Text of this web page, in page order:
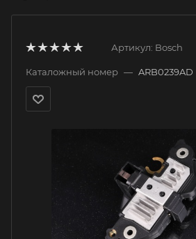
Артикул: Bosch
Каталожный номер — ARB0239AD